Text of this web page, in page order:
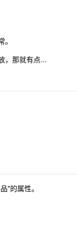
，那就有点...
"的属性。